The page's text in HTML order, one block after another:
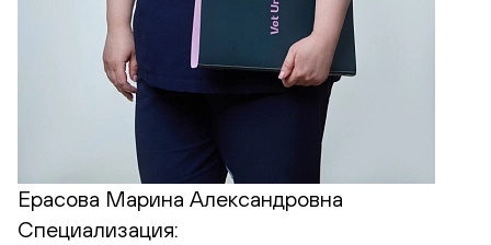
Ерасова Марина Александровна
Специализация: